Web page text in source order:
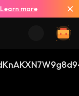
Learn more